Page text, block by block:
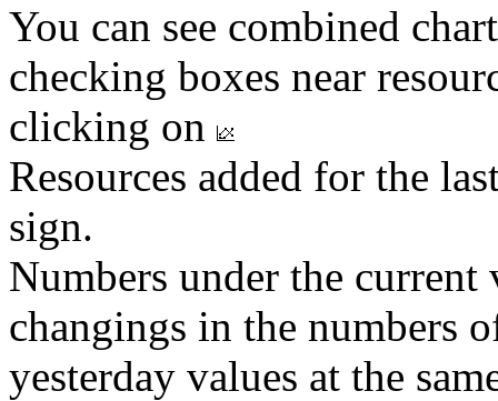
You can see combined
checking boxes near
clicking on
Resources added for the
sign.
Numbers under the
changings in the numbers
yesterday values at the